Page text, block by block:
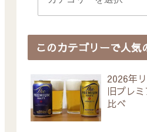
このカテゴリーで人気
2026年
旧プレ
比べ